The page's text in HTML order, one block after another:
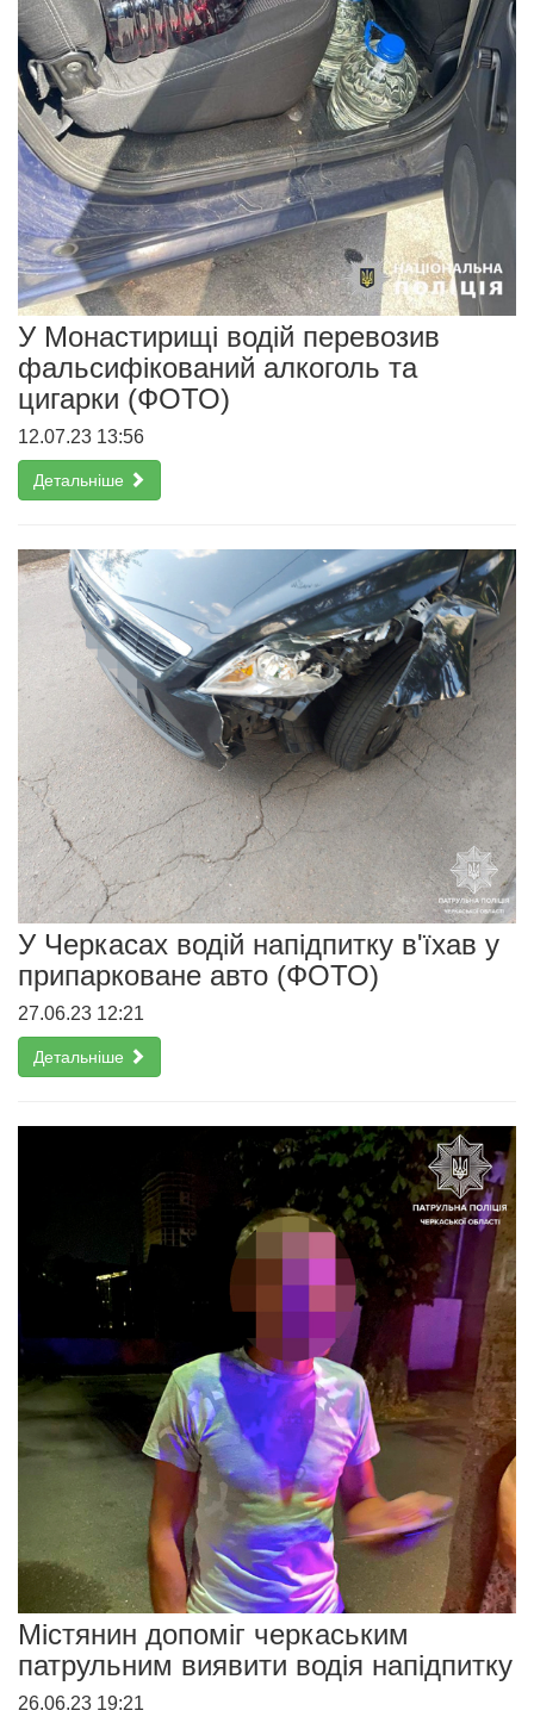
У Монастирищі водій перевозив
фальсифікований алкоголь та
цигарки (ФОТО)
12.07.23 13:56
Детальніше
У Черкасах водій напідпитку в'їхав у
припарковане авто (ФОТО)
27.06.23 12:21
Детальніше
Містянин допоміг черкаським
патрульним виявити водія напідпитку
26.06.23 19:21